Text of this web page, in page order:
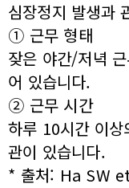
심장정지 발생과
① 근무 형태
잦은 야간/저녁
어 있습니다.
② 근무 시간
하루 10시간 이상
관이 있습니다.
* 출처: Ha SW